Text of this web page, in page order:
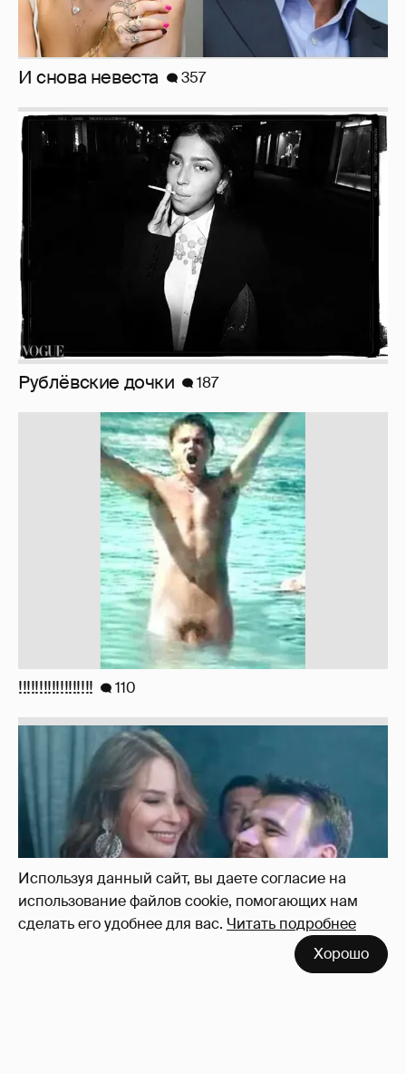
Используя данный сайт, вы даете согласие на
использование файлов cookie, помогающих нам
сделать его удобнее для вас. Читать подробнее
Хорошо
Рублёвские дочки 187
110
Неужели правда?